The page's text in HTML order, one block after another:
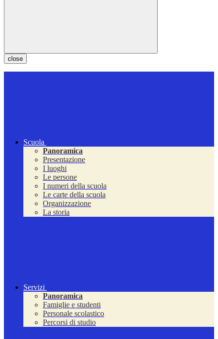
close
Scuola
Panoramica
Presentazione
I luoghi
Le persone
I numeri della scuola
Le carte della scuola
Organizzazione
La storia
Servizi
Panoramica
Famiglie e studenti
Personale scolastico
Percorsi di studio